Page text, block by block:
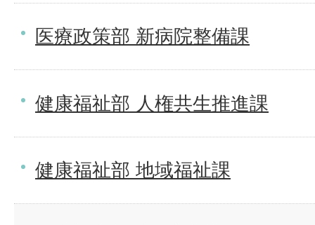
医療政策部 新病院整備課
健康福祉部 人権共生推進課
健康福祉部 地域福祉課